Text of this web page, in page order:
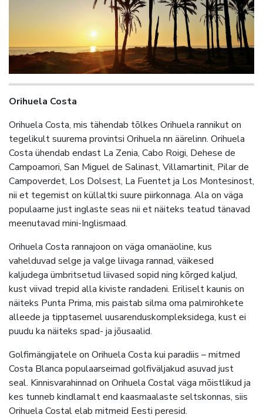
Orihuela Costa
Orihuela Costa, mis tähendab tõlkes Orihuela rannikut on
tegelikult suurema provintsi Orihuela nn äärelinn. Orihuela
Costa ühendab endast La Zenia, Cabo Roigi, Dehese de
Campoamori, San Miguel de Salinast, Villamartinit, Pilar de
Campoverdet, Los Dolsest, La Fuentet ja Los Montesinost,
nii et tegemist on küllaltki suure piirkonnaga. Ala on väga
populaarne just inglaste seas nii et näiteks teatud tänavad
meenutavad mini-Inglismaad.
Orihuela Costa rannajoon on väga omanäoline, kus
vahelduvad selge ja valge liivaga rannad, väikesed
kaljudega ümbritsetud liivased sopid ning kõrged kaljud,
kust viivad trepid alla kiviste randadeni. Eriliselt kaunis on
näiteks Punta Prima, mis paistab silma oma palmirohkete
alleede ja tipptasemel uusarenduskompleksidega, kust ei
puudu ka näiteks spad- ja jõusaalid.
Golfimängijatele on Orihuela Costa kui paradiis – mitmed
Costa Blanca populaarseimad golfiväljakud asuvad just
seal. Kinnisvarahinnad on Orihuela Costal väga mõistlikud ja
kes tunneb kindlamalt end kaasmaalaste seltskonnas, siis
Orihuela Costal elab mitmeid Eesti peresid.